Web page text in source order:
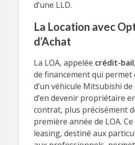
d’une LLD.
La Location avec
d’Achat
La LOA, appelée crédit-bail
de financement qui permet
d’un véhicule Mitsubishi
d’en devenir propriétaire
contrat, plus précisément
première année de LOA.
leasing, destiné aux